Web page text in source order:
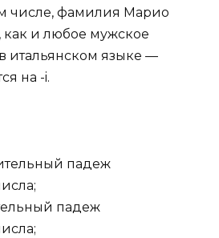
числе, фамилия Марио
как и любое мужское
итальянском языке —
на -i.
падеж
падеж